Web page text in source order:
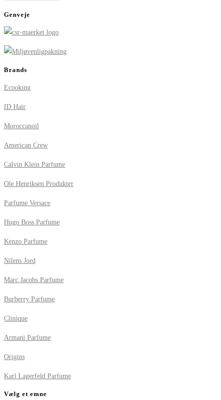
Genveje
Brands
Ecooking
ID Hair
Moroccanoil
American Crew
Calvin Klein Parfume
Ole Henriksen Produkter
Parfume Versace
Hugo Boss Parfume
Kenzo Parfume
Nilens Jord
Marc Jacobs Parfume
Burberry Parfume
Clinique
Armani Parfume
Origins
Karl Lagerfeld Parfume
Vælg et emne